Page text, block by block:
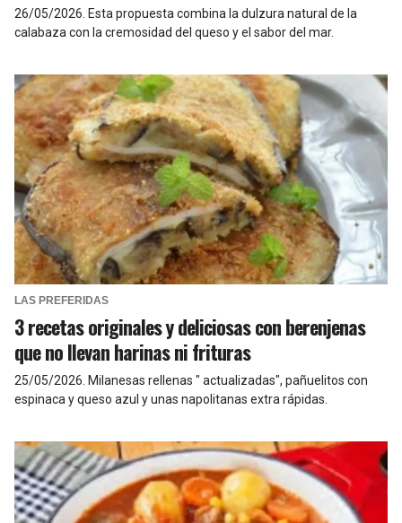
26/05/2026 Esta propuesta combina la dulzura natural de la
calabaza con la cremosidad del queso y el sabor del mar.
LAS PREFERIDAS
3 recetas originales y deliciosas con berenjenas
que no llevan harinas ni frituras
25/05/2026 Milanesas rellenas " actualizadas", pañuelitos con
espinaca y queso azul y unas napolitanas extra rápidas.